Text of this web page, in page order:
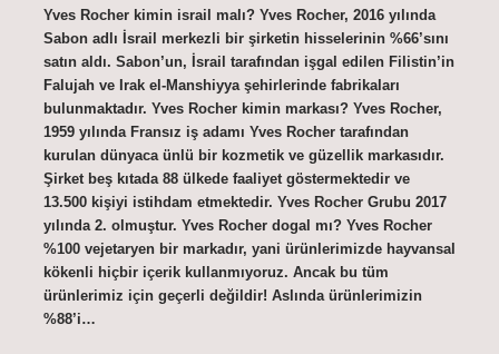
Yves Rocher kimin israil malı? Yves Rocher, 2016 yılında
Sabon adlı İsrail merkezli bir şirketin hisselerinin %66’sını
satın aldı. Sabon’un, İsrail tarafından işgal edilen Filistin’in
Falujah ve Irak el-Manshiyya şehirlerinde fabrikaları
bulunmaktadır. Yves Rocher kimin markası? Yves Rocher,
1959 yılında Fransız iş adamı Yves Rocher tarafından
kurulan dünyaca ünlü bir kozmetik ve güzellik markasıdır.
Şirket beş kıtada 88 ülkede faaliyet göstermektedir ve
13.500 kişiyi istihdam etmektedir. Yves Rocher Grubu 2017
yılında 2. olmuştur. Yves Rocher dogal mı? Yves Rocher
%100 vejetaryen bir markadır, yani ürünlerimizde hayvansal
kökenli hiçbir içerik kullanmıyoruz. Ancak bu tüm
ürünlerimiz için geçerli değildir! Aslında ürünlerimizin
%88’i…